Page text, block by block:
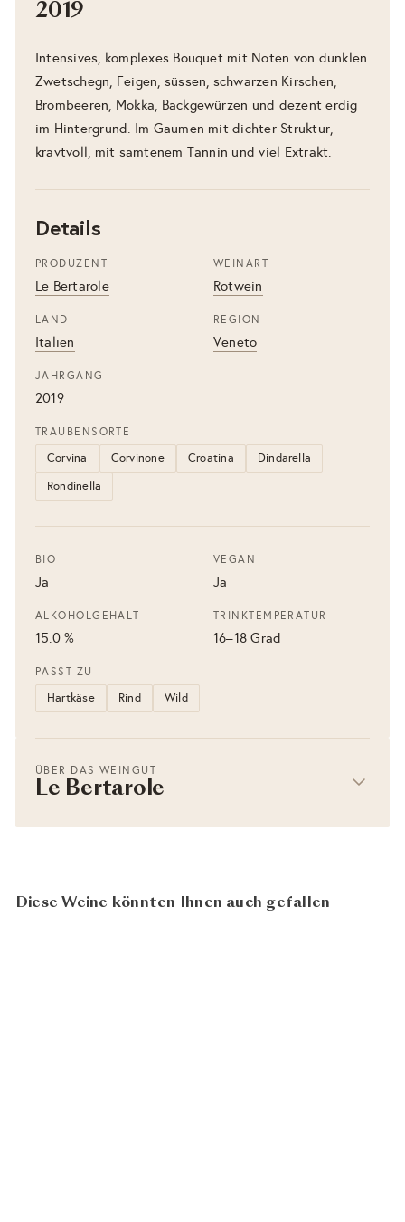
2019
Intensives, komplexes Bouquet mit Noten von dunklen
Zwetschegn, Feigen, süssen, schwarzen Kirschen,
Brombeeren, Mokka, Backgewürzen und dezent erdig
im Hintergrund. Im Gaumen mit dichter Struktur,
kravtvoll, mit samtenem Tannin und viel Extrakt.
Details
PRODUZENT
Le Bertarole
WEINART
Rotwein
LAND
Italien
REGION
Veneto
JAHRGANG
2019
TRAUBENSORTE
Corvina Corvinone Croatina
Dindarella
Rondinella
BIO
Ja
VEGAN
Ja
ALKOHOLGEHALT
15.0 %
TRINKTEMPERATUR
16–18 Grad
PASST ZU
Hartkäse Rind Wild
ÜBER DAS WEINGUT
Le Bertarole
Diese Weine könnten Ihnen auch gefallen